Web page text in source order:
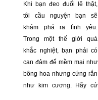
Khi bạn đeo đuổi lẽ thật,
tôi cầu nguyện bạn sẽ
khám phá ra tình yêu.
Trong một thế giới quá
khắc nghiệt, bạn phải có
can đảm để mềm mại như
bông hoa nhưng cứng rắn
như kim cương. Hãy cứ